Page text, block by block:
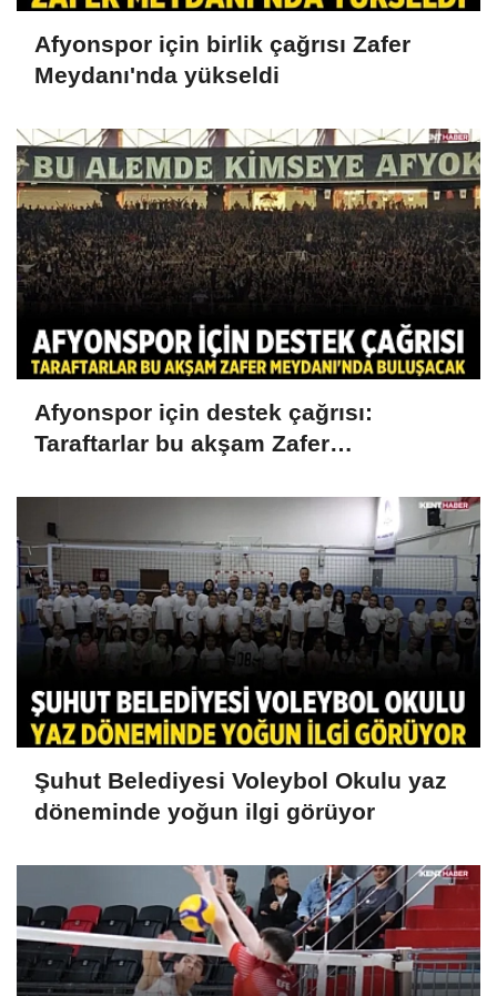
Afyonspor için birlik çağrısı Zafer
Meydanı'nda yükseldi
Afyonspor için destek çağrısı:
Taraftarlar bu akşam Zafer
Şuhut Belediyesi Voleybol Okulu yaz
döneminde yoğun ilgi görüyor